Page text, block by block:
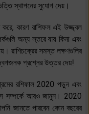
স্থাপনের সুযোগ দেয়।
কারণ রাশিফল ​​এই উজ্জ্বল
অন্য স্তরে যায় কিনা এবং
রাশিচক্রের সমস্ত লক্ষণগুলির
প্রশ্নের উত্তর দেয়!
রশিফাল 2020 পড়ুন এবং
সম্পর্কে আরও জানুন। 2020
জানতে পারবেন কোন বছরের